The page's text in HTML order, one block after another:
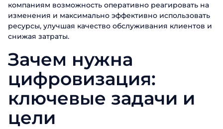
компаниям возможность оперативно реагировать на
изменения и максимально эффективно использовать
ресурсы, улучшая качество обслуживания клиентов и
снижая затраты.
Зачем нужна
цифровизация:
ключевые задачи и
цели